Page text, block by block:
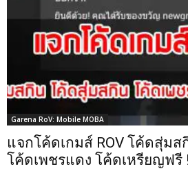
Garena RoV: Mobile MOBA
แจกโค้ดเกมส์ ROV โค้ดสุ่ม
โค้ดเพชรแดง โค้ดเหรียญฟรี